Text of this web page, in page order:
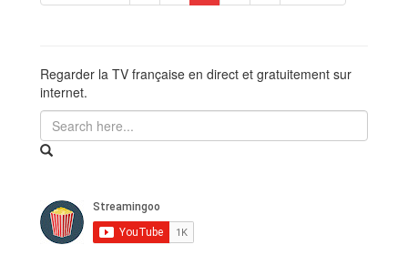
Regarder la TV française en direct et gratuitement sur
internet.